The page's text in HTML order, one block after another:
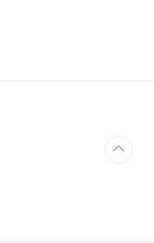
지 레버리지 ETF를 샀